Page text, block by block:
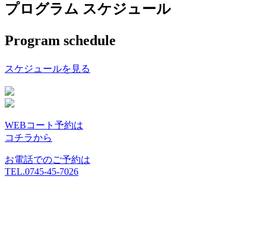
プログラム スケジュール
Program schedule
スケジュールを見る
WEBコート予約は
コチラから
お電話でのご予約は
TEL.0745-45-7026